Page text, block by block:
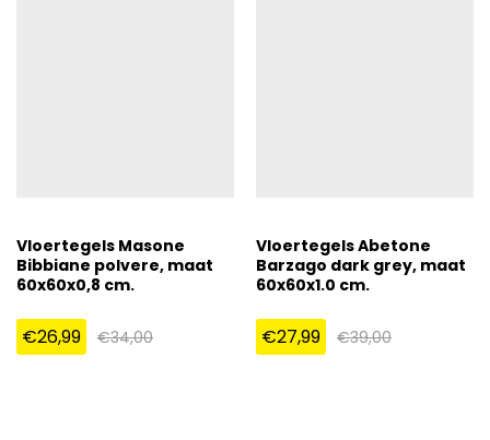
Vloertegels Masone
Bibbiane polvere, maat
60x60x0,8 cm.
€26,99 €34,00
Vloertegels Abetone
Barzago dark grey, maat
60x60x1.0 cm.
€27,99 €39,00